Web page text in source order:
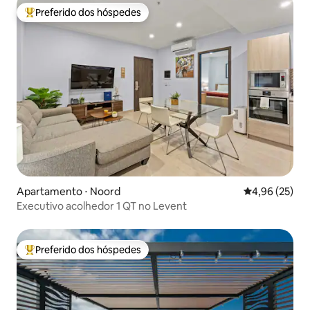
Entre os melhores preferidos dos hóspedes
Preferido dos hóspedes
Apartamento ⋅ Noord 4,96 de uma
4,96 (25)
Executivo acolhedor 1 QT no Levent
Entre os melhores preferidos dos hóspedes
Preferido dos hóspedes